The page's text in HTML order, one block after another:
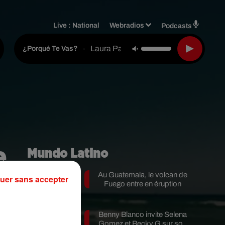
Live : National Webradios Podcasts
¿porqué Te Vas? - Laura Pausini
Mundo Latino
Au Guatemala, le volcan de
Fuego entre en éruption
Benny Blanco invite Selena
Gomez et Becky G sur son
sans accepter